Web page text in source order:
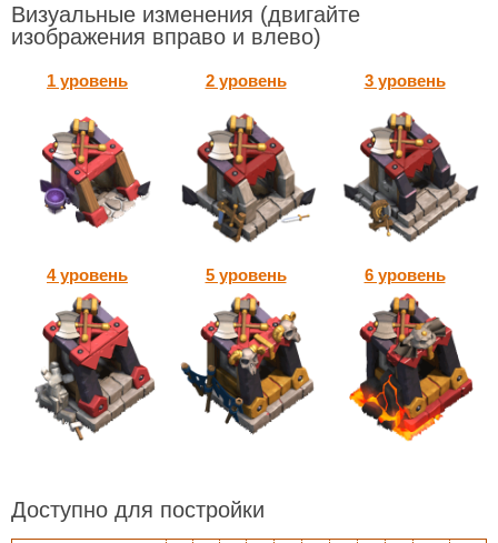
Визуальные изменения (двигайте
изображения вправо и влево)
1 уровень 2 уровень 3 уровень
4 уровень 5 уровень 6 уровень
Доступно для постройки